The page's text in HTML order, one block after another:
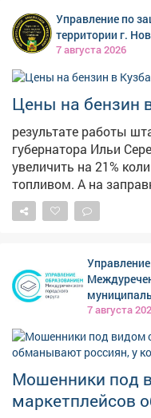
опубликованных
действительно
оставшаяся секция
сильных ливней эта
превращается в
тяжести снега. Напомним, в конце июня в мэрии
сообщали, что
Пионерском
отметили, что его
Управление по
территории г.
7 августа 2026
Цены на бензин
результате работы
губернатора Ильи
увеличить на 21%
топливом. А на
стоимость горючего начала
территориям региона
7 августа
Мошенники под
маркетплейсов